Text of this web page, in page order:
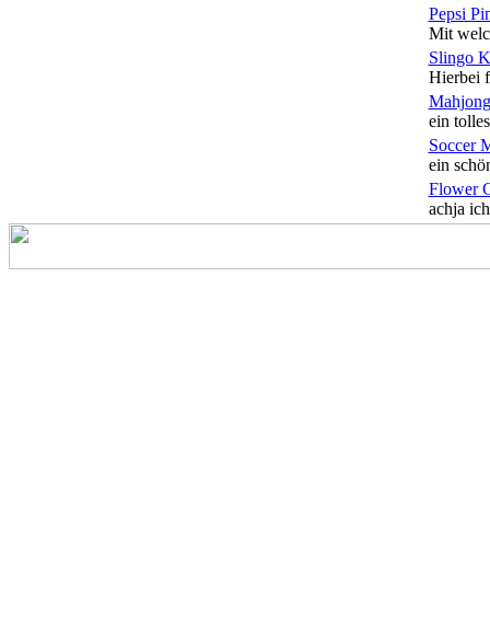
Pepsi
Mit
Slingo
Hierbei
ein
Soccer
ein
Flower
achja